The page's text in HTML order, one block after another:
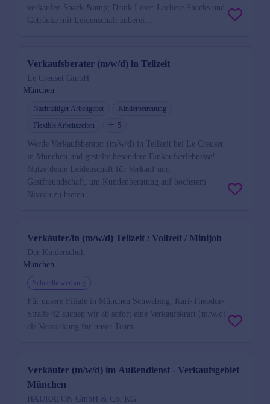
verkaufen.Snack &amp; Drink Love: Leckere Snacks und
Getränke mit Leidenschaft zuberei...
Verkaufsberater (m/w/d) in Teilzeit
Le Creuset GmbH
München
Nachhaltiger Arbeitgeber
Kinderbetreuung
Flexible Arbeitszeiten
5
Werde Verkaufsberater (m/w/d) in Teilzeit bei Le Creuset
in München und gestalte besondere Einkaufserlebnisse!
Nutze deine Leidenschaft für Verkauf und
Gastfreundschaft, um Kundenberatung auf höchstem
Niveau zu bieten.
Verkäufer/in (m/w/d) Teilzeit / Vollzeit / Minijob
Der Kinderschuh
München
Schnellbewerbung
Für unsere Filiale in München Schwabing, Karl-Theodor-
Straße 42 suchen wir ab sofort eine Verkaufskraft (m/w/d)
als Verstärkung für unser Team.
Verkäufer (m/w/d) im Außendienst - Verkaufsgebiet
München
HAURATON GmbH & Co. KG